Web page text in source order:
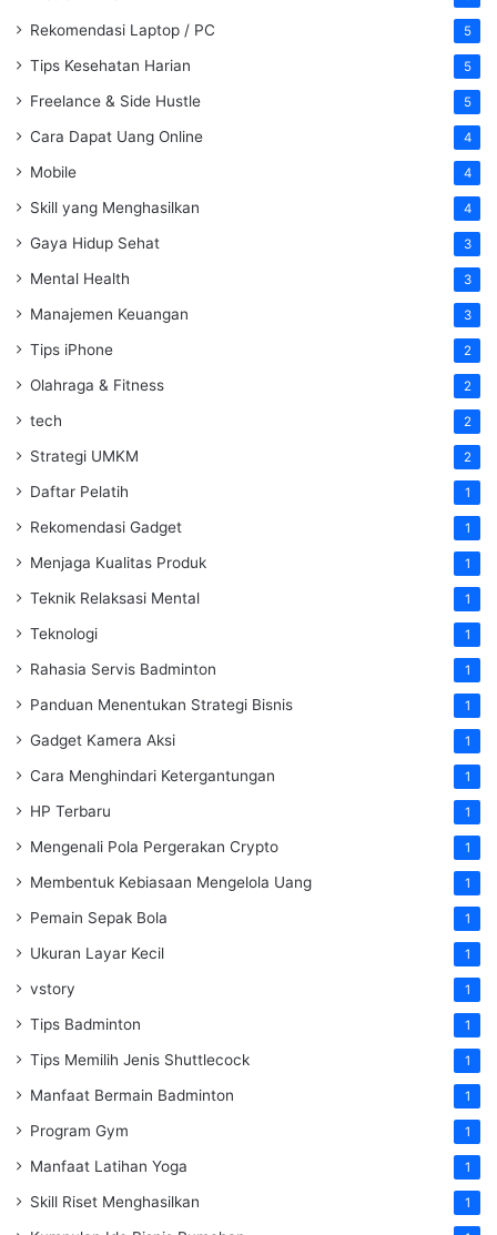
Rekomendasi Laptop / PC 5
Tips Kesehatan Harian 5
Freelance & Side Hustle 5
Cara Dapat Uang Online 4
Mobile 4
Skill yang Menghasilkan 4
Gaya Hidup Sehat 3
Mental Health 3
Manajemen Keuangan 3
Tips iPhone 2
Olahraga & Fitness 2
tech 2
Strategi UMKM 2
Daftar Pelatih 1
Rekomendasi Gadget 1
Menjaga Kualitas Produk 1
Teknik Relaksasi Mental 1
Teknologi 1
Rahasia Servis Badminton 1
Panduan Menentukan Strategi Bisnis 1
Gadget Kamera Aksi 1
Cara Menghindari Ketergantungan 1
HP Terbaru 1
Mengenali Pola Pergerakan Crypto 1
Membentuk Kebiasaan Mengelola Uang 1
Pemain Sepak Bola 1
Ukuran Layar Kecil 1
vstory 1
Tips Badminton 1
Tips Memilih Jenis Shuttlecock 1
Manfaat Bermain Badminton 1
Program Gym 1
Manfaat Latihan Yoga 1
Skill Riset Menghasilkan 1